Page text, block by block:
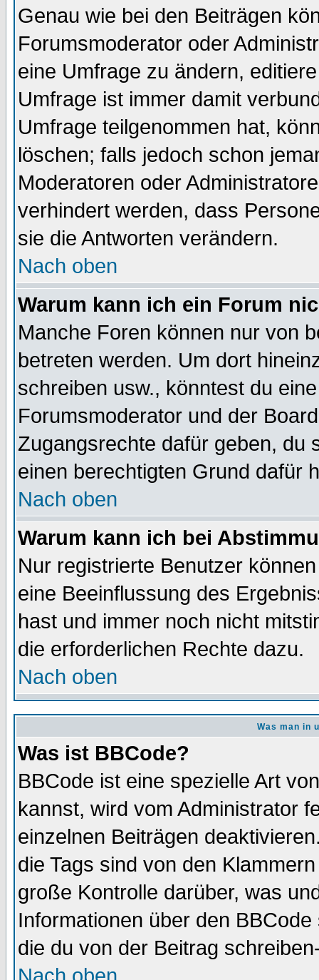
Genau wie bei den Beiträgen
Forumsmoderator oder
eine Umfrage zu ändern,
Umfrage ist immer damit
Umfrage teilgenommen hat,
löschen; falls jedoch schon
Moderatoren oder
verhindert werden, dass
sie die Antworten verändern.
Nach oben
Warum kann ich ein Forum
Manche Foren können nur von
betreten werden. Um dort
schreiben usw., könntest du
Forumsmoderator und der
Zugangsrechte dafür geben, du
einen berechtigten Grund dafür
Nach oben
Warum kann ich bei
Nur registrierte Benutzer
eine Beeinflussung des
hast und immer noch nicht
die erforderlichen Rechte dazu.
Nach oben
Was man in
Was ist BBCode?
BBCode ist eine spezielle Art
kannst, wird vom Administrator
einzelnen Beiträgen
die Tags sind von den
große Kontrolle darüber, was
Informationen über den
die du von der Beitrag